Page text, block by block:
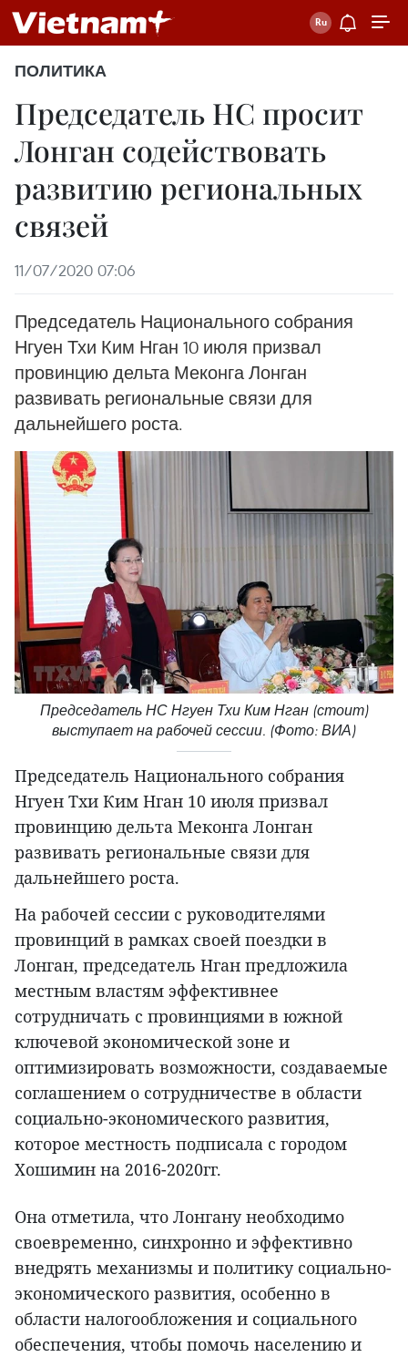
ПОЛИТИКА
Председатель НС просит
Лонган содействовать
развитию региональных
связей
11/07/2020 07:06
Председатель Национального собрания
Нгуен Тхи Ким Нган 10 июля призвал
провинцию дельта Меконга Лонган
развивать региональные связи для
дальнейшего роста.
Председатель НС Нгуен Тхи Ким Нган (стоит)
выступает на рабочей сессии. (Фото: ВИА)
Председатель Национального собрания
Нгуен Тхи Ким Нган 10 июля призвал
провинцию дельта Меконга Лонган
развивать региональные связи для
дальнейшего роста.
На рабочей сессии с руководителями
провинций в рамках своей поездки в
Лонган, председатель Нган предложила
местным властям эффективнее
сотрудничать с провинциями в южной
ключевой экономической зоне и
оптимизировать возможности, создаваемые
соглашением о сотрудничестве в области
социально-экономического развития,
которое местность подписала с городом
Хошимин на 2016-2020гг.
Она отметила, что Лонгану необходимо
своевременно, синхронно и эффективно
внедрять механизмы и политику социально-
экономического развития, особенно в
области налогообложения и социального
обеспечения, чтобы помочь населению и